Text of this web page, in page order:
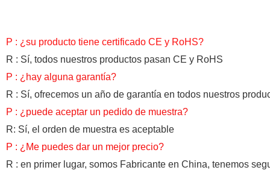
P : ¿su producto tiene certificado CE y RoHS?
R : Sí, todos nuestros productos pasan CE y RoHS
P : ¿hay alguna garantía?
R : Sí, ofrecemos un año de garantía en todos nuestros
P : ¿puede aceptar un pedido de muestra?
R: Sí, el orden de muestra es aceptable
P : ¿Me puedes dar un mejor precio?
R : en primer lugar, somos Fabricante en China, tenemos